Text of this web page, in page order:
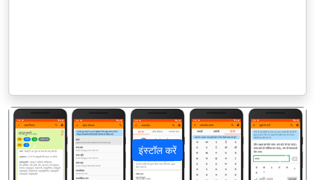
इंस्टॉल करें
पिछला अगला